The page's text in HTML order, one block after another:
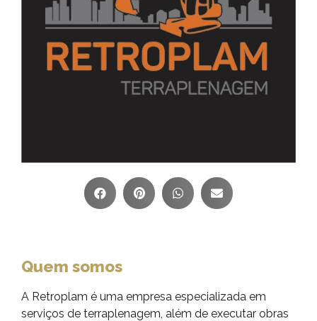
Quem somos
A Retroplam é uma empresa especializada em
serviços de terraplenagem, além de executar obras